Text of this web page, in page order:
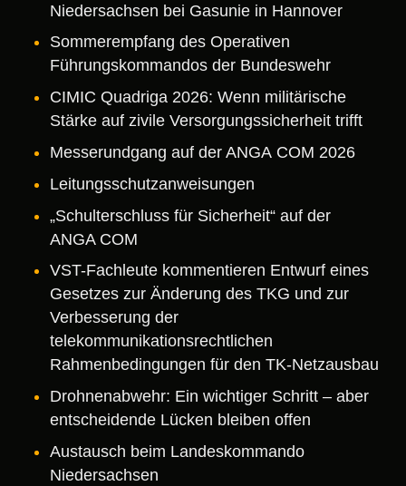
Niedersachsen bei Gasunie in Hannover
Sommerempfang des Operativen
Führungskommandos der Bundeswehr
CIMIC Quadriga 2026: Wenn militärische
Stärke auf zivile Versorgungssicherheit trifft
Messerundgang auf der ANGA COM 2026
Leitungsschutzanweisungen
„Schulterschluss für Sicherheit“ auf der
ANGA COM
VST-Fachleute kommentieren Entwurf eines
Gesetzes zur Änderung des TKG und zur
Verbesserung der
telekommunikationsrechtlichen
Rahmenbedingungen für den TK-Netzausbau
Drohnenabwehr: Ein wichtiger Schritt – aber
entscheidende Lücken bleiben offen
Austausch beim Landeskommando
Niedersachsen